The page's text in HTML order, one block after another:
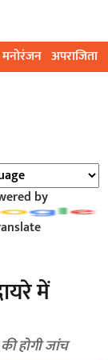
मनोरंजन अपराजिता
by
में
होगी जांच